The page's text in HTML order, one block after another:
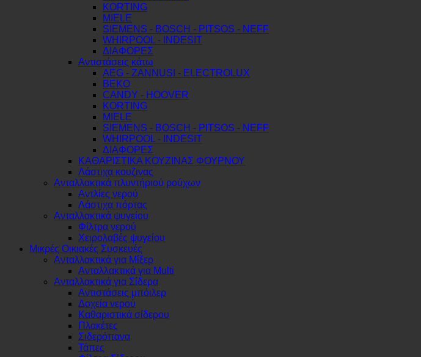
KORTING
MIELE
SIEMENS - BOSCH - PITSOS - NEFF
WHIRPOOL - INDESIT
ΔΙΑΦΟΡΕΣ
Αντιστάσεις κάτω
AEG - ZANNUSI - ELECTROLUX
BEKO
CANDY - HOOVER
KORTING
MIELE
SIEMENS - BOSCH - PITSOS - NEFF
WHIRPOOL - INDESIT
ΔΙΑΦΟΡΕΣ
ΚΑΘΑΡΙΣΤΙΚΑ ΚΟΥΖΙΝΑΣ ΦΟΥΡΝΟΥ
Λάστιχα κουζινας
Ανταλλακτικά πλυντήριού ρούχων
Αντλίες νερού
Λάστιχα πόρτας
Ανταλλακτικά ψυγείου
Φίλτρα νερού
Χειρολαβές ψυγείου
Μικρές Οικιακές Συσκευές
Ανταλλακτικά για Μίξερ
Ανταλλακτικά για Multi
Ανταλλακτικά για Σίδερα
Αντιστάσεις μπόιλερ
Δοχεία νερού
Καθαριστικά σίδερου
Πλακέτες
Σιδερόπανα
Τάπες